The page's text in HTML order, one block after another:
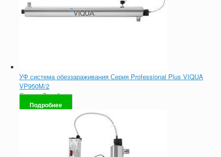
УФ система обеззараживания Серия Professional Plus VIQUA
VP950M/2
Оценка0из 5
Подробнее